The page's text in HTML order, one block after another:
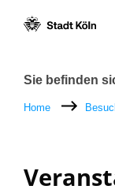
Breadcrumb
Sie befinden
Home